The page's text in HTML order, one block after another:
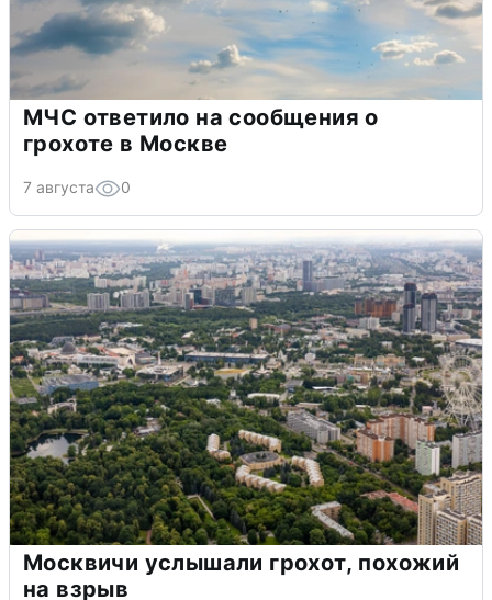
МЧС ответило на сообщения о
грохоте в Москве
7 августа 0
Москвичи услышали грохот, похожий
на взрыв